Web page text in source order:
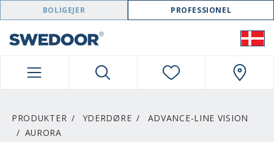
SWEDOOR NAVIGATION
BOLIGEJER PROFESSIONEL
PRODUKTER YDERDØRE
ADVANCE-LINE VISION
AURORA